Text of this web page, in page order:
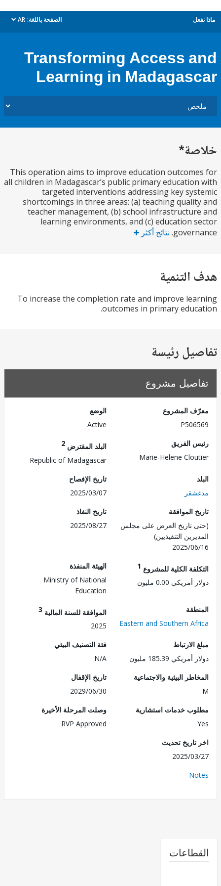
الصفحة باللغة: AR
dropdown
Transforming Access
Learning in
This operation aims to improve education
all children in Madagascar’s public primary
targeted interventions addressing key
shortcomings in three areas: (a) teaching
teacher management, (b) school
learning environments, and (c) education
نتائج أكثر
To increase the completion rate and improve
outcomes in primary
رئيسة
مشروع
المشروع
الفريق
Marie-Helene
البلد المقترض
Republic of Madagascar
تاريخ الإفصاح
2025/03/07
الموافقة
تاريخ العرض على مجلس
التنفيذيين)
2025/
تاريخ النفاذ
2025/08/27
الكلية للمشروع1
0.00 مليون
الهيئة المنفذة
Ministry of National
Education
Eastern and Southern
الموافقة للسنة المالية3
2025
185.39 مليون
فئة التصنيف البيئي
N/A
البيئية والاجتماعية
تاريخ الإقفال
2029/06/30
خدمات استشارية
وصلت المرحلة الأخيرة
RVP Approved
تحديث
2025/